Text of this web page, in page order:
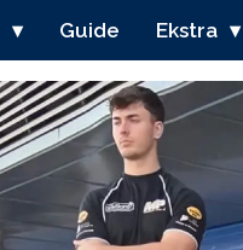
Guide Ekstra